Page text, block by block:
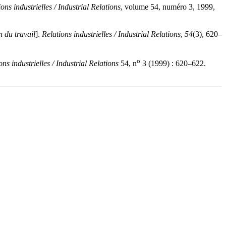
industrielles / Industrial Relations, volume 54, numéro 3, 1999,
du travail]. Relations industrielles / Industrial Relations, 54(3), 620–
industrielles / Industrial Relations 54, no 3 (1999) : 620–622.